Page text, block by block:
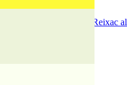
del pont de la riera de Reixac
Baltasar